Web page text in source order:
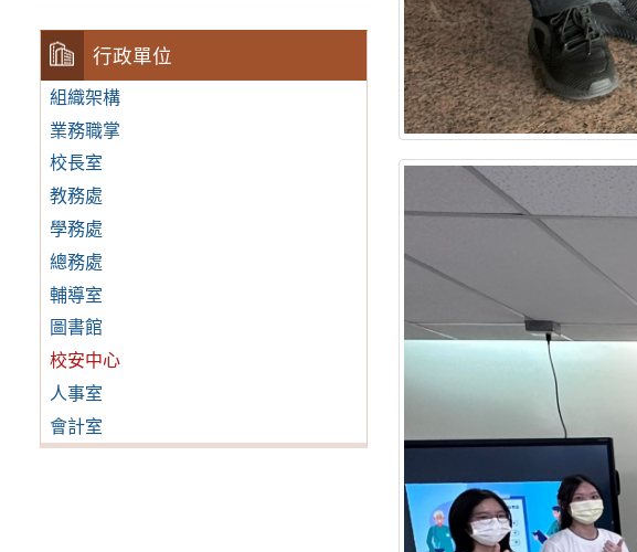
行政單位
組織架構
業務職掌
校長室
教務處
學務處
總務處
輔導室
圖書館
校安中心
人事室
會計室